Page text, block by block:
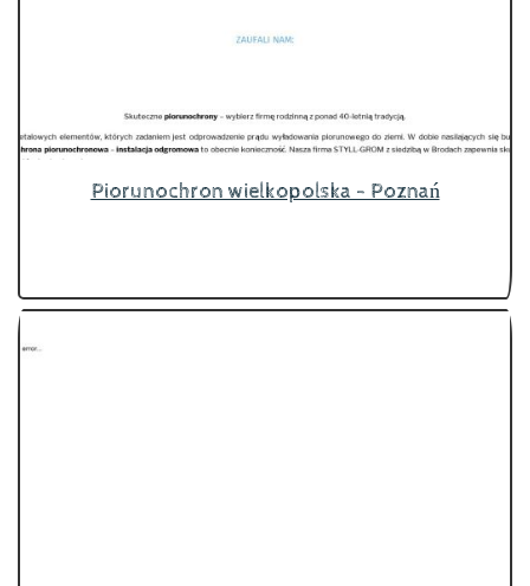
Piorunochron wielkopolska - Poznań